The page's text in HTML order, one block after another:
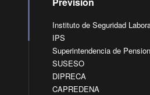
Instituto de Seguridad
IPS
Superintendencia de
SUSESO
DIPRECA
CAPREDENA